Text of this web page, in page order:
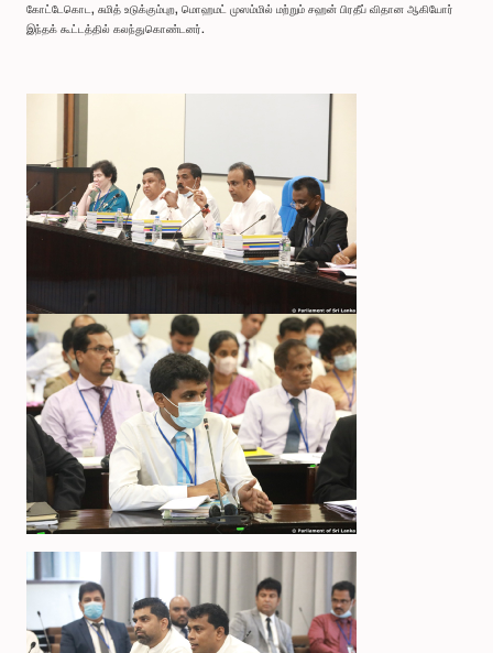
கோட்டேகொட, சுமித் உடுக்கும்புற, மொஹமட் முஸம்மில் மற்றும் சஹன் பிரதீப் விதான ஆகியோர்
இந்தக் கூட்டத்தில் கலந்துகொண்டனர்.